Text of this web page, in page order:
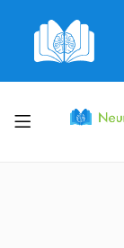
Toggle
menu